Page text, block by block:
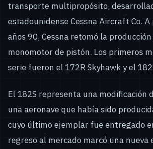
transporte multipropósito,
estadounidense Cessna Aircraft Co.
años 90, Cessna retomó la producción
monomotor de pistón. Los primeros
serie fueron el 172R Skyhawk y el
El 182S representa una modificación
una aeronave que había sido
cuyo último ejemplar fue entregado
regreso al mercado marcó una nueva